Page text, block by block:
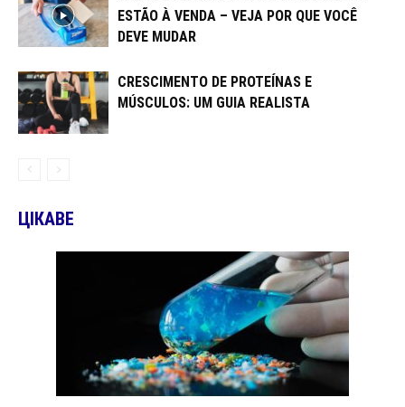
ESTÃO À VENDA – VEJA POR QUE VOCÊ
DEVE MUDAR
CRESCIMENTO DE PROTEÍNAS E
MÚSCULOS: UM GUIA REALISTA
ЦІКАВЕ